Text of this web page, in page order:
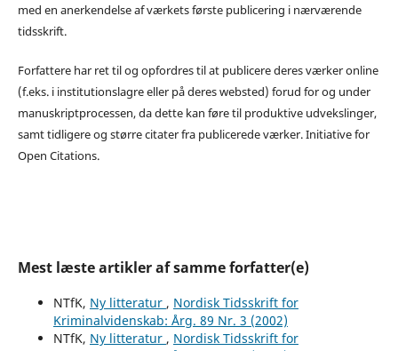
med en anerkendelse af værkets første publicering i nærværende
tidsskrift.
Forfattere har ret til og opfordres til at publicere deres værker online
(f.eks. i institutionslagre eller på deres websted) forud for og under
manuskriptprocessen, da dette kan føre til produktive udvekslinger,
samt tidligere og større citater fra publicerede værker. Initiative for
Open Citations.
Mest læste artikler af samme forfatter(e)
NTfK, Ny litteratur , Nordisk Tidsskrift for
Kriminalvidenskab: Årg. 89 Nr. 3 (2002)
NTfK, Ny litteratur , Nordisk Tidsskrift for